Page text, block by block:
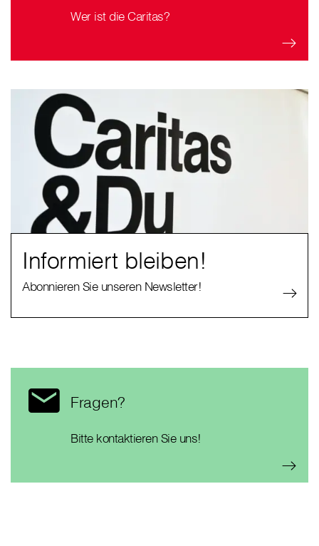
Wer ist die Caritas?
Informiert bleiben!
Abonnieren Sie unseren Newsletter!
Fragen?
Bitte kontaktieren Sie uns!